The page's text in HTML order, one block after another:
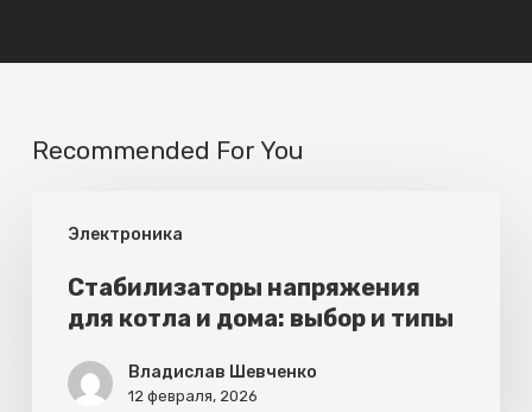
Recommended For You
Электроника
напряжения
котла
дома:
Стабилизаторы напряжения
для котла и дома: выбор и типы
Владислав Шевченко
12 февраля, 2026